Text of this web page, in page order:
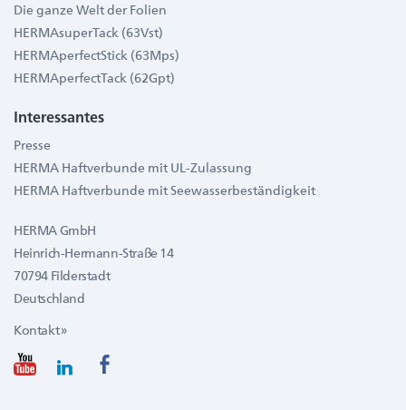
Die ganze Welt der Folien
HERMAsuperTack (63Vst)
HERMAperfectStick (63Mps)
HERMAperfectTack (62Gpt)
Interessantes
Presse
HERMA Haftverbunde mit UL-Zulassung
HERMA Haftverbunde mit Seewasserbeständigkeit
HERMA GmbH
Heinrich-Hermann-Straße 14
70794 Filderstadt
Deutschland
Kontakt »